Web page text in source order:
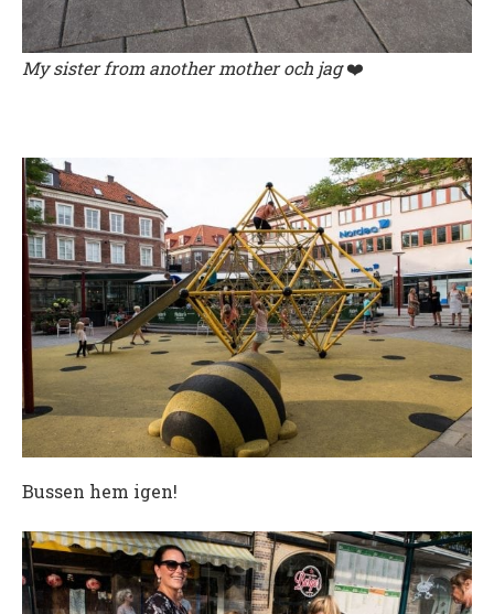
My sister from another mother och jag❤️
Bussen hem igen!